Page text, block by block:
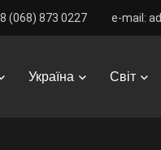
(068) 873 0227 e-mail:
Україна Світ
19 / Коронавірус на